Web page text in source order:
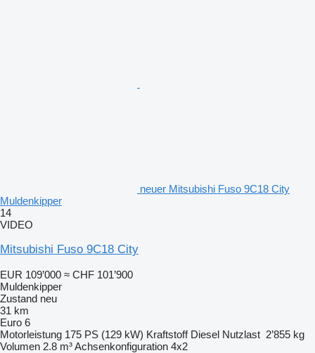
neuer Mitsubishi Fuso 9C18 City
Muldenkipper
14
VIDEO
Mitsubishi Fuso 9C18 City
EUR 109’000 ≈ CHF 101’900
Muldenkipper
Zustand neu
31 km
Euro 6
Motorleistung 175 PS (129 kW) Kraftstoff Diesel Nutzlast 2’855 kg
Volumen 2.8 m³Achsenkonfiguration 4x2